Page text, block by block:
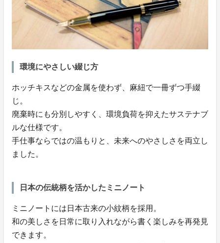
環境にやさしい綴じ方
ホッチキスなどの金属を使わず、麻紐で一冊ずつ手綴
じ。
廃棄時にも分別しやすく、環境負荷を抑えたサステナブ
ルな仕様です。
手仕事ならではの温もりと、未来へのやさしさを両立し
ました。
日本の伝統柄を活かしたミニノート
ミニノートには日本古来の小紋柄を採用。
和の美しさを日常に取り入れながら書く楽しみを再発見
できます。